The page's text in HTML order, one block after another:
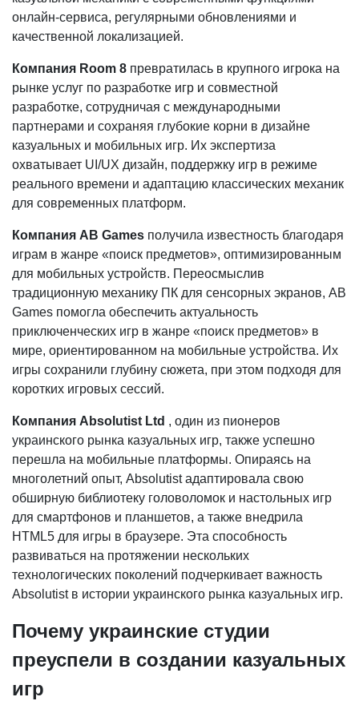
онлайн-сервиса, регулярными обновлениями и
качественной локализацией.
Компания Room 8 превратилась в крупного игрока на
рынке услуг по разработке игр и совместной
разработке, сотрудничая с международными
партнерами и сохраняя глубокие корни в дизайне
казуальных и мобильных игр. Их экспертиза
охватывает UI/UX дизайн, поддержку игр в режиме
реального времени и адаптацию классических механик
для современных платформ.
Компания AB Games получила известность благодаря
играм в жанре «поиск предметов», оптимизированным
для мобильных устройств. Переосмыслив
традиционную механику ПК для сенсорных экранов, AB
Games помогла обеспечить актуальность
приключенческих игр в жанре «поиск предметов» в
мире, ориентированном на мобильные устройства. Их
игры сохранили глубину сюжета, при этом подходя для
коротких игровых сессий.
Компания Absolutist Ltd , один из пионеров
украинского рынка казуальных игр, также успешно
перешла на мобильные платформы. Опираясь на
многолетний опыт, Absolutist адаптировала свою
обширную библиотеку головоломок и настольных игр
для смартфонов и планшетов, а также внедрила
HTML5 для игры в браузере. Эта способность
развиваться на протяжении нескольких
технологических поколений подчеркивает важность
Absolutist в истории украинского рынка казуальных игр.
Почему украинские студии
преуспели в создании казуальных
игр